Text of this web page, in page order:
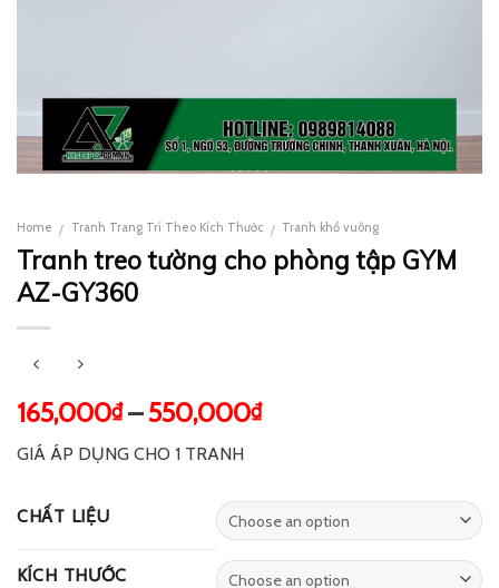
Home / Tranh Trang Trí Theo Kích Thước / Tranh khổ vuông
Tranh treo tường cho phòng tập GYM
AZ-GY360
165,000₫–550,000₫
GIÁ ÁP DỤNG CHO 1 TRANH
CHẤT LIỆU
KÍCH THƯỚC